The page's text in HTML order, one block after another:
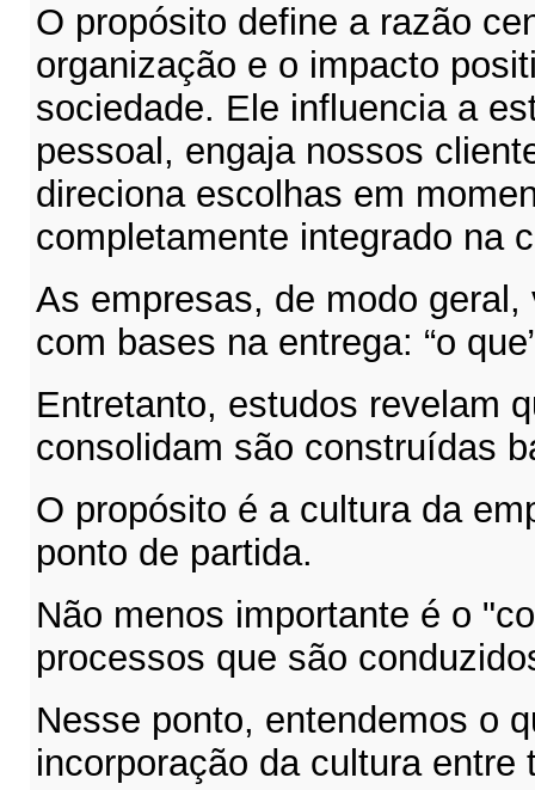
O propósito define a razão
organização e o impacto
sociedade. Ele influencia a
pessoal, engaja nossos
direciona escolhas em
completamente integrado na
As empresas, de modo
com bases na entrega: “o
Entretanto, estudos revelam
consolidam são construídas
O propósito é a cultura da
ponto de partida.
Não menos importante é o
processos que são
Nesse ponto, entendemos o
incorporação da cultura entre